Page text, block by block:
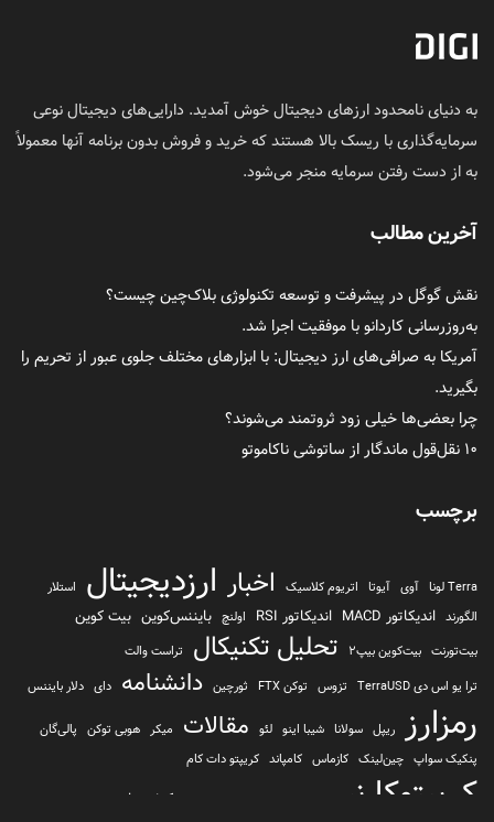
به دنیای نامحدود ارزهای دیجیتال خوش آمدید. دارایی‌های دیجیتال نوعی
سرمایه‌گذاری با ریسک بالا هستند که خرید و فروش بدون برنامه آنها معمولاً
به از دست رفتن سرمایه منجر می‌شود.
آخرین مطالب
نقش گوگل در پیشرفت و توسعه تکنولوژی بلاک‌چین چیست؟
به‌روزرسانی کاردانو با موفقیت اجرا شد.
آمریکا به صرافی‌های ارز دیجیتال: با ابزارهای مختلف جلوی عبور از تحریم را
بگیرید.
چرا بعضی‌ها خیلی زود ثروتمند می‌شوند؟
۱۰ نقل‌قول ماندگار از ساتوشی ناکاموتو
برچسب
Terra لونا آوی آیوتا اتریوم کلاسیک اخبار ارزدیجیتال
استلار
الگورند اندیکاتور MACD اندیکاتور RSI اولنچ بایننس‌کوین بیت کوین
بیت‌تورنت بیت‌کوین بیپ2 تحلیل تکنیکال
تراست والت
ترا یو اس دی TerraUSD
تزوس توکن FTX ثورچین دانشنامه دای دلار بایننس
رمزارز ریپل سولانا شیبا اینو لئو مقالات میکر هوبی توکن پالی‌گان
پنکیک سواپ چین‌لینک کازماس کامپاند کریپتو دات کام
کریپتوکارنسی کیف پول